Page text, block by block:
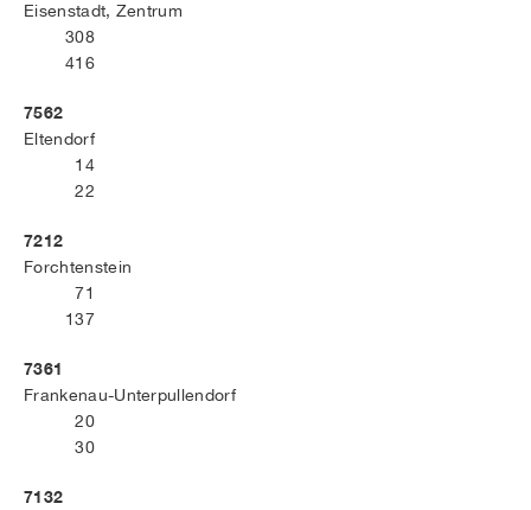
Eisenstadt, Zentrum
308
416
7562
Eltendorf
14
22
7212
Forchtenstein
71
137
7361
Frankenau-Unterpullendorf
20
30
7132